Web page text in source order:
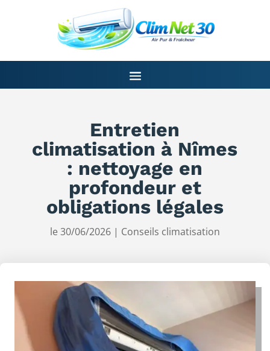
Entretien
climatisation à Nîmes
: nettoyage en
profondeur et
obligations légales
le 30/06/2026| Conseils climatisation